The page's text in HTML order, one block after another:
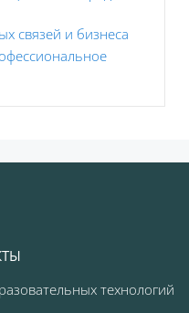
связей и бизнеса
технологий